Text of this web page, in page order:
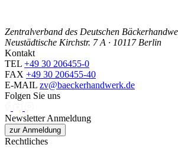
Zentralverband des Deutschen
Neustädtische Kirchstr. 7 A · 10117 Berlin
Kontakt
TEL +49 30 206455-0
FAX +49 30 206455-40
E-MAIL zv@baeckerhandwerk.de
Folgen Sie uns
Newsletter Anmeldung
zur Anmeldung
Rechtliches